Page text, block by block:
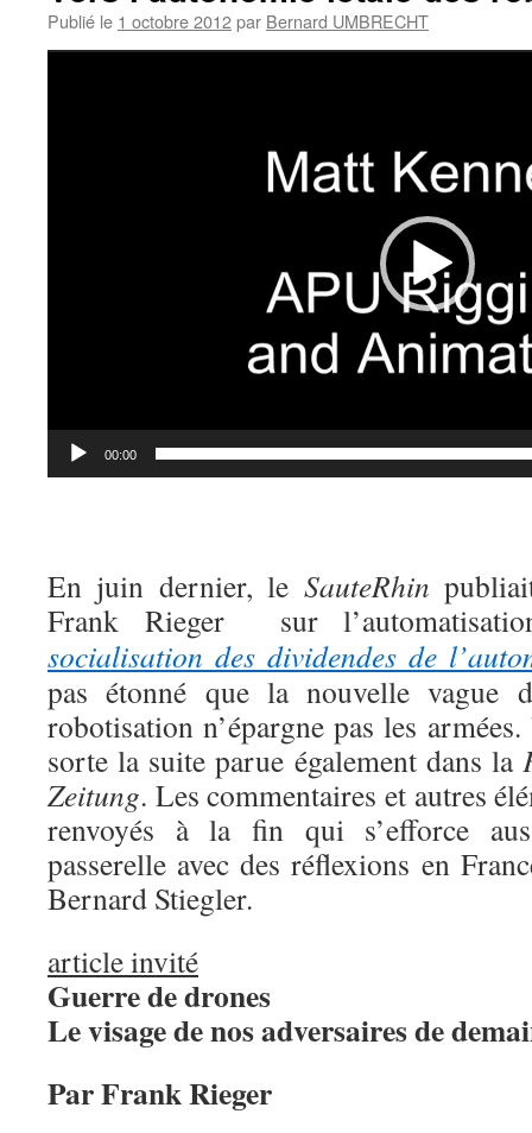
Publié le 1 octobre 2012par Bernard UMBRECHT
00:00
En juin dernier, le SauteRhin
Frank Rieger sur
socialisation des dividendes de
pas étonné que la nouvelle vague
robotisation n’épargne pas les
sorte la suite parue également dans la
Zeitung. Les commentaires et autres
renvoyés à la fin qui s’efforce
passerelle avec des réflexions en
Bernard Stiegler.
article invité
Guerre de drones
Le visage de nos adversaires de
Par Frank Rieger